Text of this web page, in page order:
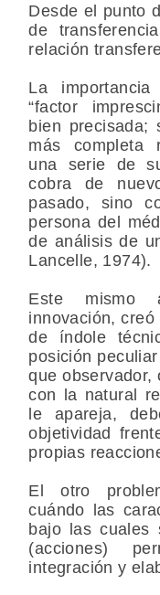
Desde el punto
de
relación
La
“factor
bien precisada;
más completa
una serie de
cobra de
pasado, sino
persona del
de análisis de
Lancelle, 1974).
Este mismo
innovación,
de índole
posición
que observador,
con la natural
le apareja,
objetividad
propias
El otro
cuándo las
bajo las cuales
(acciones)
integración y